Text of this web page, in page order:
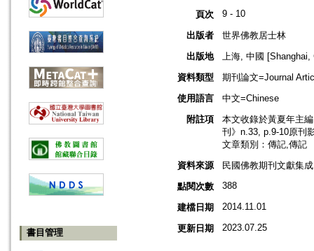
書目管理
頁次 9 - 10
出版者
世界佛教居士林
出版地
上海, 中國 [Shanghai,
資料類型
期刊論文=Journal
使用語言
中文=Chinese
附註項
本文收錄於黃夏年主
刊》n.33, p.9-10原刊
文章類別：傳記,傳記
資料來源
民國佛教期刊文獻集
點閱次數
388
建檔日期 2014.11.01
更新日期 2023.07.25